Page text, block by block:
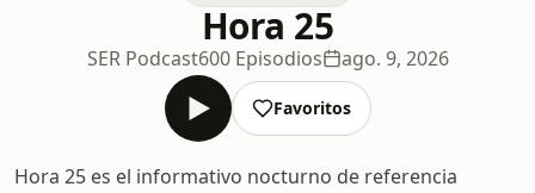
Hora 25
SER Podcast600 Episodios ago. 9, 2026
Favoritos
Hora 25 es el informativo nocturno de referencia